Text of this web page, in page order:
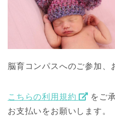
脳育コンパスへのご参加、
こちらの利用規約
をご
お支払いをお願いします。